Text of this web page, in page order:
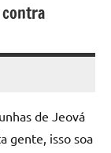
contra
de Jeová
gente, isso soa